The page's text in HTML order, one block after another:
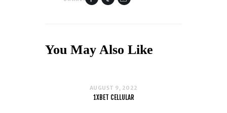
You May Also Like
AUGUST 9, 2022
1XBET CELLULAR